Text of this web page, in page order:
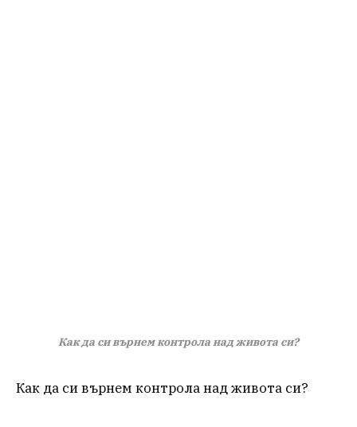
Как да си върнем контрола над живота си?
Как да си върнем контрола над живота си?